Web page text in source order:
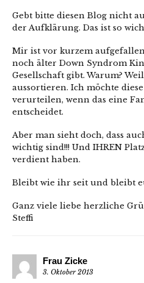
Gebt bitte diesen Blog nicht
der Aufklärung. Das ist so
Mir ist vor kurzem
noch älter Down Syndrom
Gesellschaft gibt. Warum?
aussortieren. Ich möchte
verurteilen, wenn das eine
entscheidet.
Aber man sieht doch, dass
wichtig sind!!! Und IHREN
verdient haben.
Bleibt wie ihr seit und bleibt
Ganz viele liebe herzliche
Steffi
Frau Zicke
3. Oktober 2013